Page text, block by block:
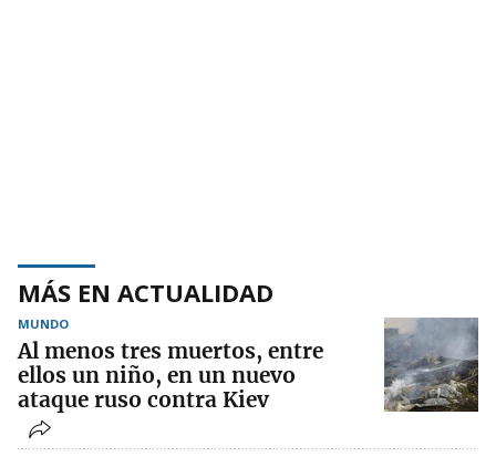
MÁS EN ACTUALIDAD
MUNDO
Al menos tres muertos, entre
ellos un niño, en un nuevo
ataque ruso contra Kiev